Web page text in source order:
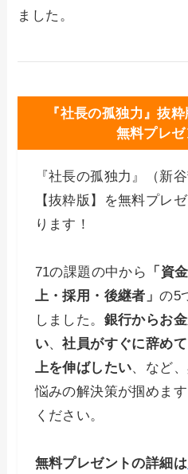
ました。
『社長の孤独力』抜
無料プレゼ
『社長の孤独力』（新
【抜粋版】を無料プレ
ります！
71の課題の中から
「資
上・採用・後継者」の5
しました。 銀行からお
い、社員がすぐに辞め
上を伸ばしたい、など
悩みの解決策が掴めま
ください。
無料プレゼントの詳細は